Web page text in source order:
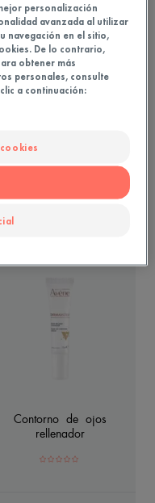
COMPRAR
Contorno de ojos
rellenador
personalización
avanzada al utilizar
navegación en el sitio,
De lo contrario,
obtener más
personales, consulte
a continuación: